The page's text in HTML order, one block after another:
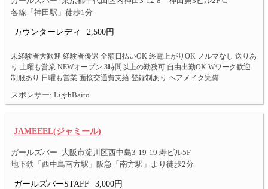
各線「神田駅」徒歩1分
カウンターレディ 2,500円
未経験者大歓迎 経験者優遇 全額日払いOK 終電上がりOK ノルマなし 送りあ
り 土曜も営業 NEWオープン 3時間以上の勤務可 自由出勤OK Wワーク歓迎
制服あり 日曜も営業 面接交通費支給 登録制あり ヘアメイク完備
スポンサー: LigthBaito
JAMEEEL(ジャミール)
ガールズバー- 大阪市淀川区西中島3-19-19 寿ビル5F
地下鉄「西中島南方駅」阪急「南方駅」より徒歩2分
ガールズバーSTAFF 3,000円